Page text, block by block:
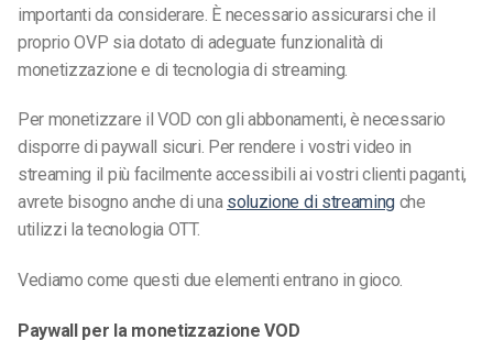
importanti da considerare. È necessario assicurarsi che il
proprio OVP sia dotato di adeguate funzionalità di
monetizzazione e di tecnologia di streaming.
Per monetizzare il VOD con gli abbonamenti, è necessario
disporre di paywall sicuri. Per rendere i vostri video in
streaming il più facilmente accessibili ai vostri clienti paganti,
avrete bisogno anche di una soluzione di streaming che
utilizzi la tecnologia OTT.
Vediamo come questi due elementi entrano in gioco.
Paywall per la monetizzazione VOD